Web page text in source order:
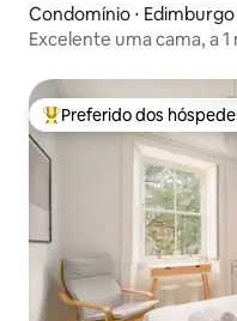
Condomínio ⋅ Edimburgo
Excelente uma cama, a
Entre os melhores
Preferido dos